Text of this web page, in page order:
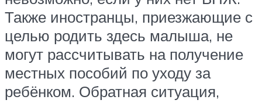
Также иностранцы, приезжающие с
целью родить здесь малыша, не
могут рассчитывать на получение
местных пособий по уходу за
ребёнком. Обратная ситуация,